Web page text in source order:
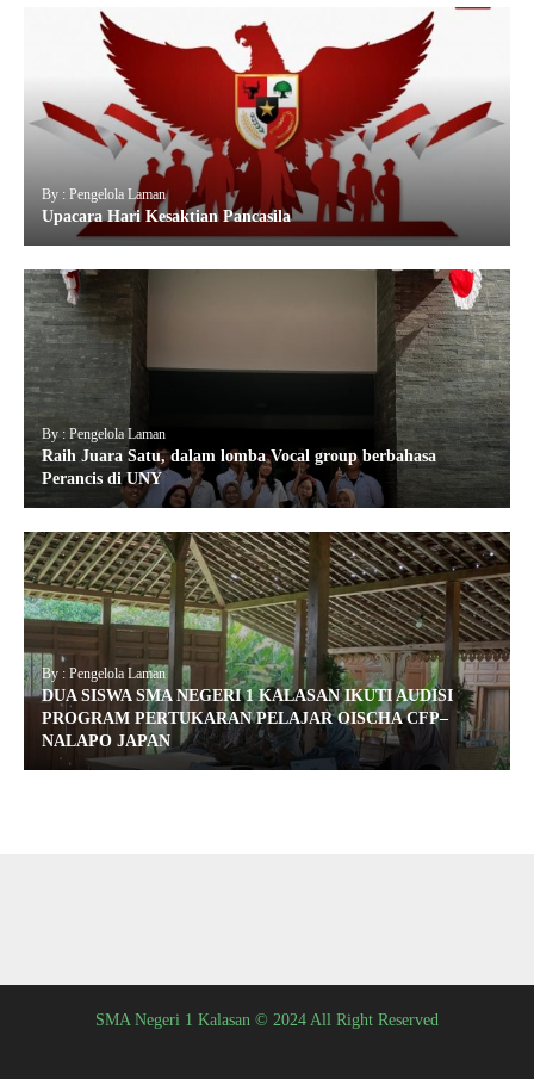
By : Pengelola Laman
Upacara Hari Kesaktian Pancasila
By : Pengelola Laman
Raih Juara Satu, dalam lomba Vocal group berbahasa
Perancis di UNY
By : Pengelola Laman
DUA SISWA SMA NEGERI 1 KALASAN IKUTI AUDISI
PROGRAM PERTUKARAN PELAJAR OISCHA CFP–
NALAPO JAPAN
SMA Negeri 1 Kalasan © 2024 All Right Reserved